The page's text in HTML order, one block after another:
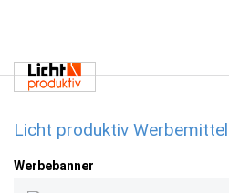
Licht produktiv
Werbebanner